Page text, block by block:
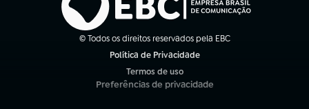
© Todos os direitos reservados pela EBC
Política de Privacidade
Termos de uso
(abre em nova aba)
Preferências de privacidade